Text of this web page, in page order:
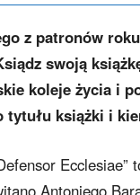
z patronów
swoją
koleje życia i
tytułu książki i
Ecclesiae”